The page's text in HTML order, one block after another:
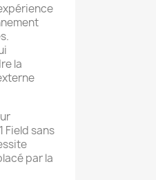
la
Field sans
par la